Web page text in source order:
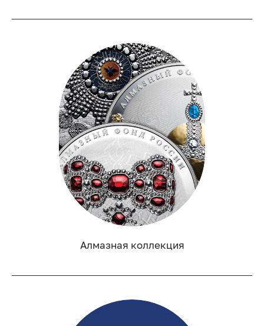
Алмазная коллекция